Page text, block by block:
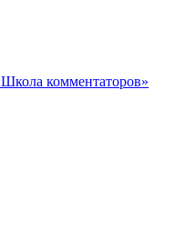
комментаторов»